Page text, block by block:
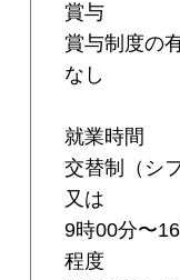
賞与
賞与制度の
なし
就業時間
交替制（シ
又は
9時00分〜
程度